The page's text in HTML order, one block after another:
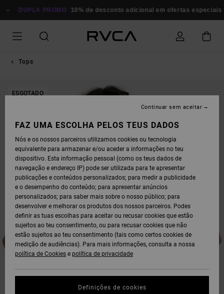
PARA DUPLA PROMO 10% de desconto adicional em ofertas especiais
Tops
ESGOTADO
FAZ UMA ESCOLHA PELOS TEUS DADOS
Nós e os nossos parceiros utilizamos cookies ou tecnologia
equivalente para armazenar e/ou aceder a informações no teu
dispositivo. Esta informação pessoal (como os teus dados de
navegação e endereço IP) pode ser utilizada para te apresentar
publicações e conteúdos personalizados; para medir a publicidade
e o desempenho do conteúdo; para apresentar anúncios
personalizados; para saber mais sobre o nosso público; para
desenvolver e melhorar os produtos dos nossos parceiros. Podes
definir as tuas escolhas para aceitar ou recusar cookies que estão
sujeitos ao teu consentimento, ou para recusar cookies que não
estão sujeitos ao teu consentimento (tais como certos cookies de
medição de audiências). Para mais informações, consulta a nossa
política de Cookies e política de privacidade
Definições de cookies
Continuar sem aceitar